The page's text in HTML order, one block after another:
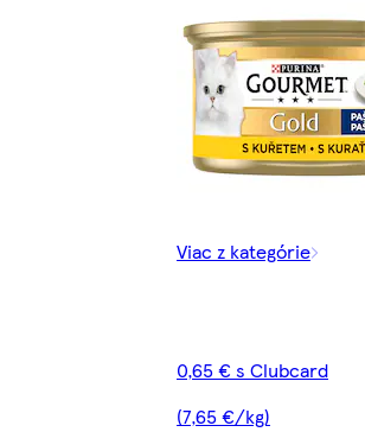
Viac z kategórie
0,65 € s Clubcard
(7,65 €/kg)